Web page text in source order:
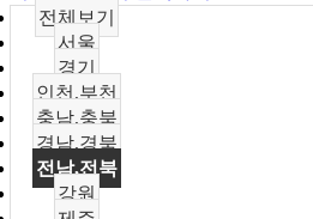
전체보기
서울
경기
인천,부천
충남,충북
경남,경북
전남,전북
강원